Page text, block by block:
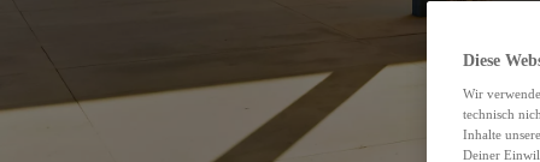
Diese
Wir
technisch
Inhalte
Deiner